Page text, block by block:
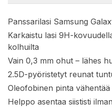
Panssarilasi Samsung
Karkaistu lasi 9H-
kolhuilta
Vain 0,3 mm ohut – lähes
2.5D-pyöristetyt reunat
Oleofobinen pinta
Helppo asentaa siististi